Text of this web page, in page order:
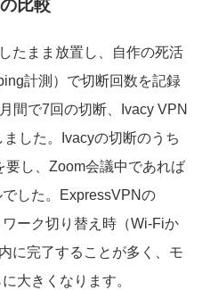
比較
たまま放置し、自作の死活
計測）で切断回数を記録
間で7回の切断、Ivacy VPN
した。Ivacyの切断のうち
し、Zoom会議中であれば
した。ExpressVPNの
ーク切り替え時（Wi-Fiか
に完了することが多く、モ
大きくなります。